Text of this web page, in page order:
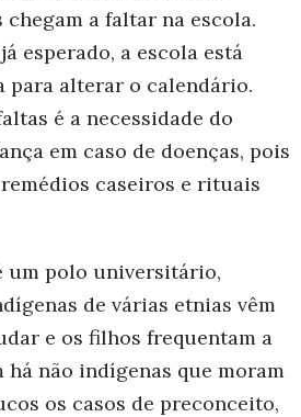
a faltar na escola.
esperado, a escola está
para alterar o calendário.
é a necessidade do
em caso de doenças, pois
caseiros e rituais
um polo universitário,
de várias etnias vêm
e os filhos frequentam a
há não indígenas que moram
os casos de preconceito,